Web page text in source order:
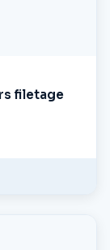
filetage